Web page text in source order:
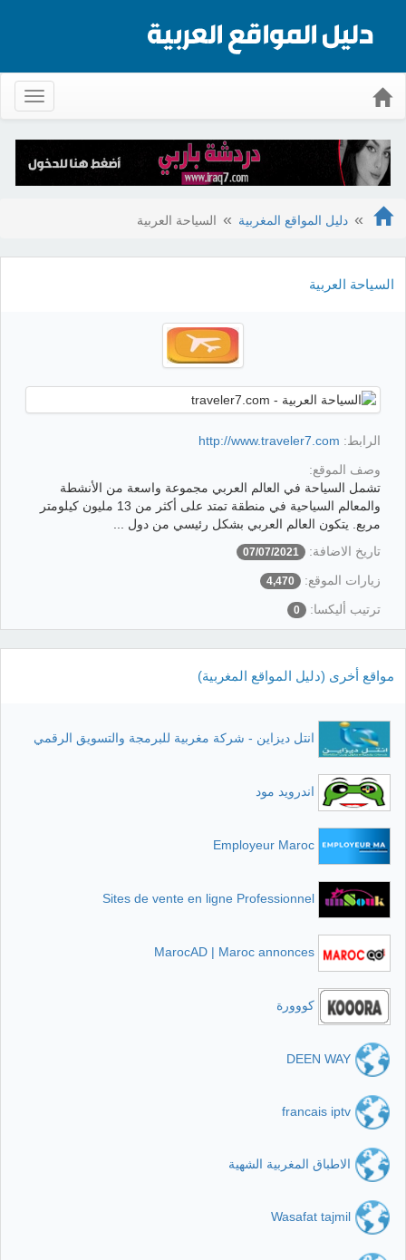
دليل المواقع المغربية السياحة العربية
السياحة العربية
الرابط: http://www.traveler7.com
وصف الموقع:
تشمل السياحة في العالم العربي مجموعة واسعة من الأنشطة
والمعالم السياحية في منطقة تمتد على أكثر من 13 مليون كيلومتر
مربع. يتكون العالم العربي بشكل رئيسي من دول ...
تاريخ الاضافة:
07/07/2021
زيارات الموقع: 4,470
ترتيب أليكسا: 0
مواقع أخرى (دليل المواقع المغربية)
انتل ديزاين - شركة مغربية للبرمجة والتسويق الرقمي
اندرويد مود
Employeur Maroc
Sites de vente en ligne Professionnel
MarocAD | Maroc annonces
كووورة
DEEN WAY
francais iptv
الاطباق المغربية الشهية
Wasafat tajmil